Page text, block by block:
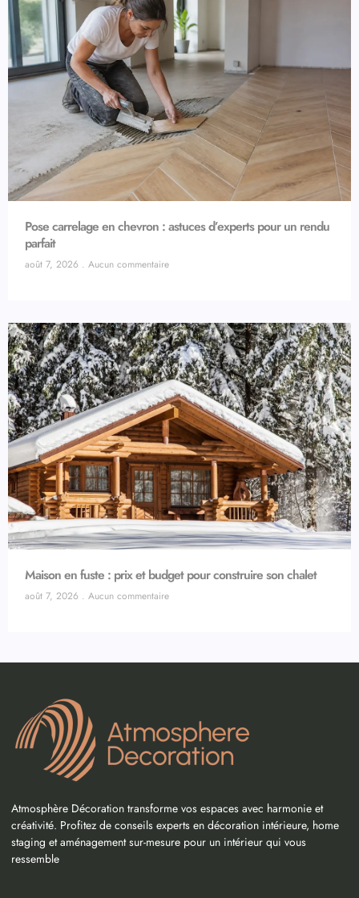
Pose carrelage en chevron : astuces d’experts pour un rendu
parfait
août 7, 2026 Aucun commentaire
Maison en fuste : prix et budget pour construire son chalet
août 7, 2026 Aucun commentaire
Atmosphère Décoration transforme vos espaces avec harmonie et
créativité. Profitez de conseils experts en décoration intérieure, home
staging et aménagement sur-mesure pour un intérieur qui vous
ressemble